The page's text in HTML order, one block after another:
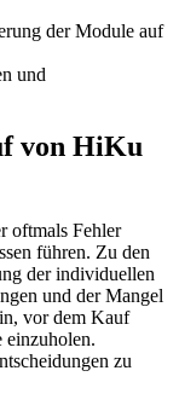
der Module auf
und
von HiKu
oftmals Fehler
führen. Zu den
der individuellen
und der Mangel
vor dem Kauf
einzuholen.
zu